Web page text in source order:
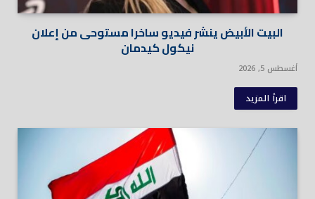
البيت الأبيض ينشر فيديو ساخرا مستوحى من إعلان
نيكول كيدمان
أغسطس 5, 2026
اقرأ المزيد